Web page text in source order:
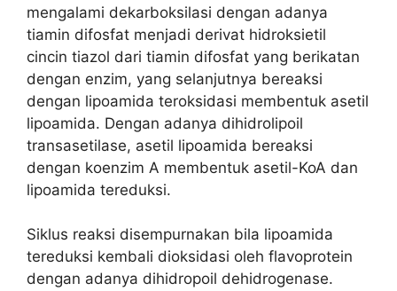
mengalami dekarboksilasi dengan adanya
tiamin difosfat menjadi derivat hidroksietil
cincin tiazol dari tiamin difosfat yang berikatan
dengan enzim, yang selanjutnya bereaksi
dengan lipoamida teroksidasi membentuk asetil
lipoamida. Dengan adanya dihidrolipoil
transasetilase, asetil lipoamida bereaksi
dengan koenzim A membentuk asetil-KoA dan
lipoamida tereduksi.
Siklus reaksi disempurnakan bila lipoamida
tereduksi kembali dioksidasi oleh flavoprotein
dengan adanya dihidropoil dehidrogenase.